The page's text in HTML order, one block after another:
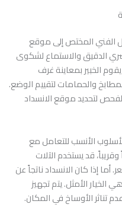
الفني المختص إلى موقع
الدقيق والاستماع لشكوى
الخبير بمعاينة غرف
والحمامات لتقييم الوضع.
لتحديد موقع الانسداد
الأنسب للتعامل مع
قد يستخدم الآلات
أما إذا كان الانسداد ناتجاً عن
الأمثل. يتم تجهيز
تناثر الأوساخ في المكان.